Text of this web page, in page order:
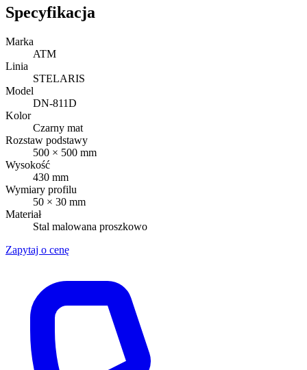
Specyfikacja
Marka
ATM
Linia
STELARIS
Model
DN-811D
Kolor
Czarny mat
Rozstaw podstawy
500 × 500 mm
Wysokość
430 mm
Wymiary profilu
50 × 30 mm
Materiał
Stal malowana proszkowo
Zapytaj o cenę